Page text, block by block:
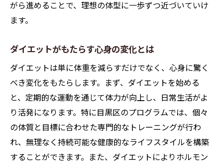
ダイエットが及ぼす日常生活の質向上
ダイエットを通じた自己成長のプロセス
地域に根ざした目黒区のダイエットプログラム
目黒区の地域密着型ダイエットの特徴
地元のリソースを活用したダイエット法
地域コミュニティとの連携によるサポート
目黒区でのダイエットイベントとその利点
地域に根ざしたプログラムの成果
がら進めることで、理想の体型に一歩ずつ近づいていけ
ます。
ダイエットがもたらす心身の変化とは
ダイエットは単に体重を減らすだけでなく、心身に驚く
べき変化をもたらします。まず、ダイエットを始める
と、定期的な運動を通じて体力が向上し、日常生活がよ
り活発になります。特に目黒区のプログラムでは、個々
の体質と目標に合わせた専門的なトレーニングが行わ
れ、無理なく持続可能な健康的なライフスタイルを構築
することができます。また、ダイエットによりホルモン